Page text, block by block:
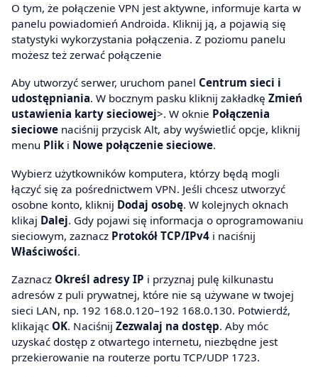
O tym, że połączenie VPN jest aktywne, informuje karta w
panelu powiadomień Androida. Kliknij ją, a pojawią się
statystyki wykorzystania połączenia. Z poziomu panelu
możesz też zerwać połączenie
Aby utworzyć serwer, uruchom panel Centrum sieci i
udostępniania. W bocznym pasku kliknij zakładkę Zmień
ustawienia karty sieciowej>. W oknie Połączenia
sieciowe naciśnij przycisk Alt, aby wyświetlić opcje, kliknij
menu Pliki Nowe połączenie sieciowe.
Wybierz użytkowników komputera, którzy będą mogli
łączyć się za pośrednictwem VPN. Jeśli chcesz utworzyć
osobne konto, kliknij Dodaj osobę. W kolejnych oknach
klikaj Dalej. Gdy pojawi się informacja o oprogramowaniu
sieciowym, zaznacz Protokół TCP/IPv4 i naciśnij
Właściwości.
Zaznacz Określ adresy IP i przyznaj pulę kilkunastu
adresów z puli prywatnej, które nie są używane w twojej
sieci LAN, np. 192 168.0.120–192 168.0.130. Potwierdź,
klikając OK. Naciśnij Zezwalaj na dostęp. Aby móc
uzyskać dostęp z otwartego internetu, niezbędne jest
przekierowanie na routerze portu TCP/UDP 1723.